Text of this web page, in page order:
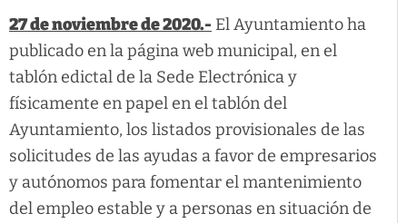
27 de noviembre de 2020.- El Ayuntamiento ha
publicado en la página web municipal, en el
tablón edictal de la Sede Electrónica y
físicamente en papel en el tablón del
Ayuntamiento, los listados provisionales de las
solicitudes de las ayudas a favor de empresarios
y autónomos para fomentar el mantenimiento
del empleo estable y a personas en situación de